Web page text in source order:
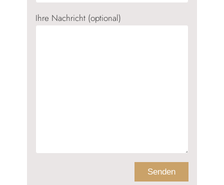
Ihre Nachricht (optional)